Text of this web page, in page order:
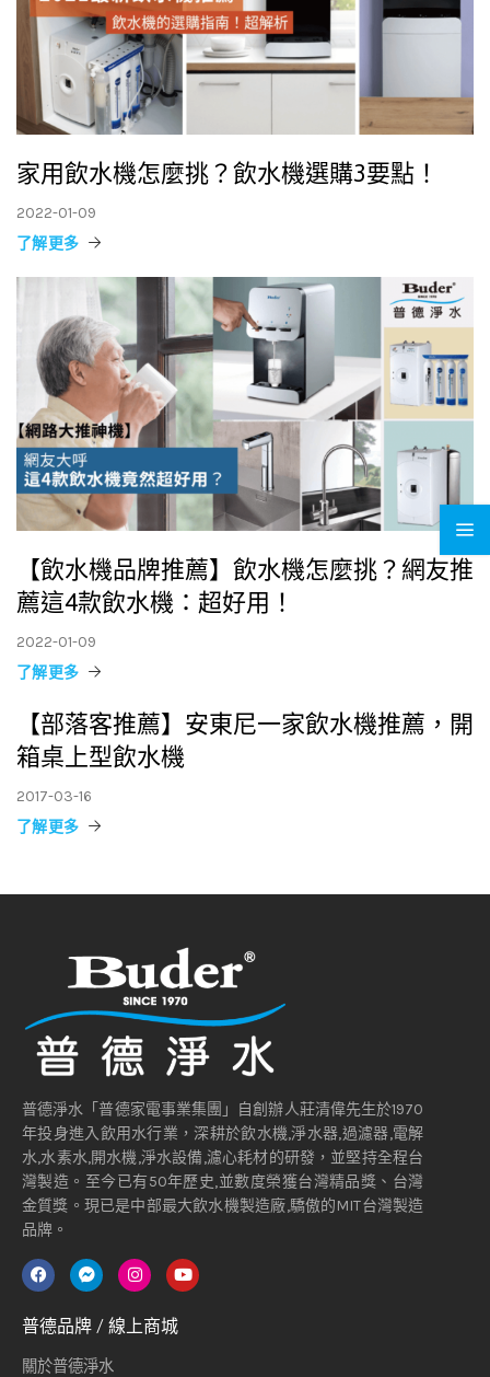
家用飲水機怎麼挑？飲水機選購3要點！
2022-01-09
了解更多
【飲水機品牌推薦】飲水機怎麼挑？網友推
薦這4款飲水機：超好用！
2022-01-09
了解更多
【部落客推薦】安東尼一家飲水機推薦，開
箱桌上型飲水機
2017-03-16
了解更多
普德淨水「普德家電事業集團」自創辦人莊清偉先生於1970
年投身進入飲用水行業，深耕於飲水機,淨水器,過濾器,電解
水,水素水,開水機,淨水設備,濾心耗材的研發，並堅持全程台
灣製造。至今已有50年歷史,並數度榮獲台灣精品獎、台灣
金質獎。現已是中部最大飲水機製造廠,驕傲的MIT台灣製造
品牌。
普德品牌 / 線上商城
關於普德淨水